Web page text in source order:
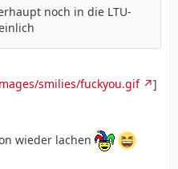
noch in die LTU-
smilies/fuckyou.gif
]
wieder lachen